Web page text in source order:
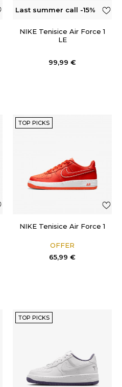
Last summer call -15%
OFF
NIKE Tenisice Air Force 1
LE
99,99 €
TOP PICKS
NIKE Tenisice Air Force 1
OFFER
65,99 €
TOP PICKS